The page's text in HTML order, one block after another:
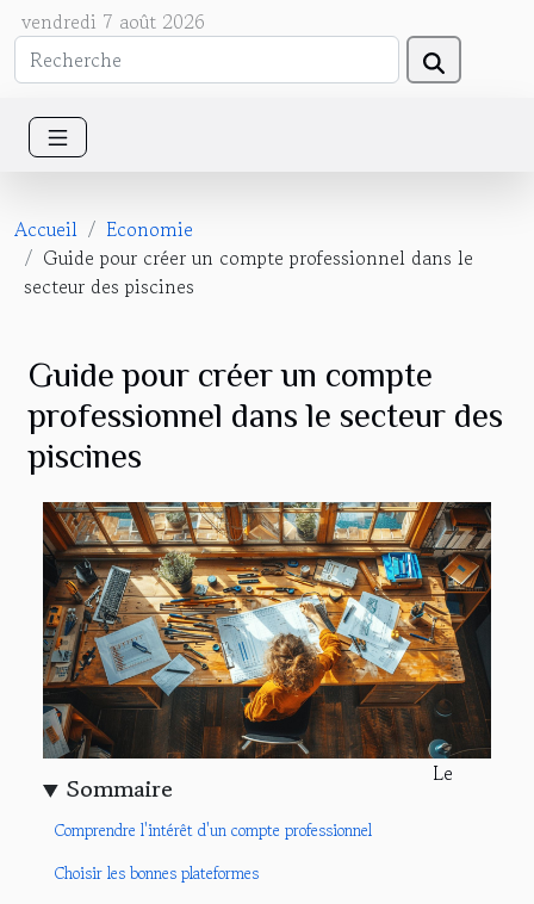
vendredi 7 août 2026
Accueil
Economie
Guide pour créer un compte professionnel dans le
secteur des piscines
Guide pour créer un compte
professionnel dans le secteur des
piscines
Sommaire
Comprendre l'intérêt d'un compte professionnel
Choisir les bonnes plateformes
Le